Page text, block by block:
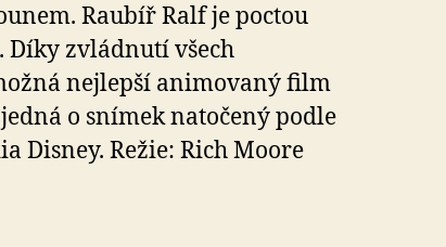
Raubíř Ralf je poctou
zvládnutí všech
nejlepší animovaný film
o snímek natočený podle
Disney. Režie: Rich Moore